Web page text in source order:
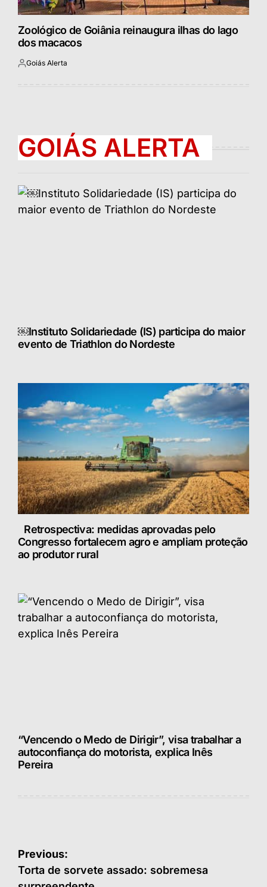
Zoológico de Goiânia reinaugura ilhas do lago
dos macacos
Postado
Goiás Alerta
GOIÁS ALERTA
￼Instituto Solidariedade (IS) participa do maior
evento de Triathlon do Nordeste
Retrospectiva: medidas aprovadas pelo
Congresso fortalecem agro e ampliam proteção
ao produtor rural
“Vencendo o Medo de Dirigir”, visa trabalhar a
autoconfiança do motorista, explica Inês
Pereira
Navegação
de
Previous:
Torta de sorvete assado: sobremesa